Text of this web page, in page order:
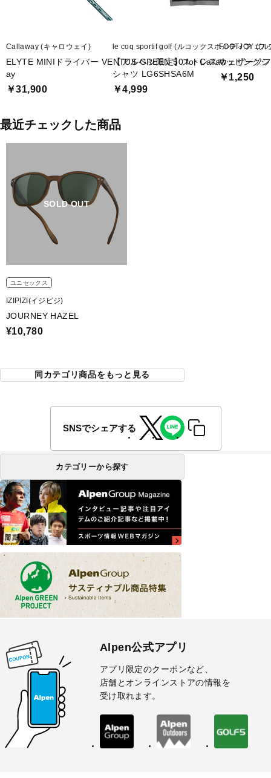
Callaway (キャロウェイ)
ELYTE MINIドライバー VENTUS GREEN 50 for Callaw
ay
￥31,900
le coq sportif golf (ルコックスポルティフ ゴル
【アルペン限定】ストレスマッピング
シャツ LG6SHSA6M
￥4,999
FOOTJOY (フ
ウェザーソ
￥1,250
最近チェックした商品
SOLD OUT
ユニセックス
IZIPIZI(イジピジ)
JOURNEY HAZEL
¥10,780
同カテゴリ商品をもっと見る
SNSでシェアする
カテゴリーから探す
Alpen公式アプリ
アプリ限定のクーポンなど、
店舗とオンラインストアの情報を
受け取れます。